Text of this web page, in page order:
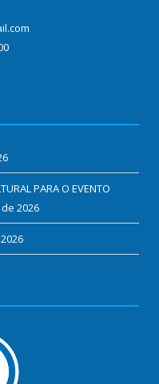
PARA O EVENTO
2026